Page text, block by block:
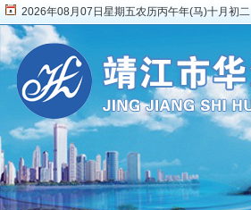
2026年08月07日星期五农历丙午年(马)十月初二